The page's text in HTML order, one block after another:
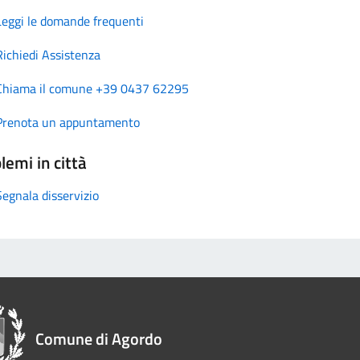
le domande frequenti
Assistenza
il comune +39 0437 62295
un appuntamento
in città
disservizio
Comune di Agordo